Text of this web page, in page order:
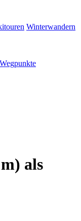
Winterwandern
Wegpunkte
als